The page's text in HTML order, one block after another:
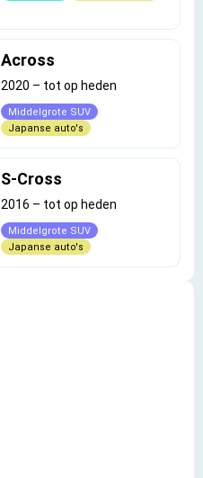
Across
2020 – tot op heden
Middelgrote SUV
Japanse auto's
S-Cross
2016 – tot op heden
Middelgrote SUV
Japanse auto's